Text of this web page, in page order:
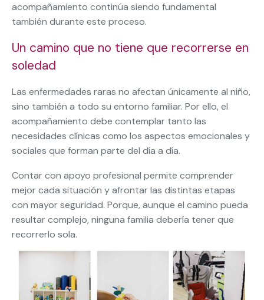
acompañamiento continúa siendo fundamental
también durante este proceso.
Un camino que no tiene que recorrerse en
soledad
Las enfermedades raras no afectan únicamente al niño,
sino también a todo su entorno familiar. Por ello, el
acompañamiento debe contemplar tanto las
necesidades clínicas como los aspectos emocionales y
sociales que forman parte del día a día.
Contar con apoyo profesional permite comprender
mejor cada situación y afrontar las distintas etapas
con mayor seguridad. Porque, aunque el camino pueda
resultar complejo, ninguna familia debería tener que
recorrerlo sola.